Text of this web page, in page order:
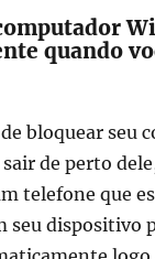
quando
de bloquear seu
de perto
telefone que
seu dispositivo